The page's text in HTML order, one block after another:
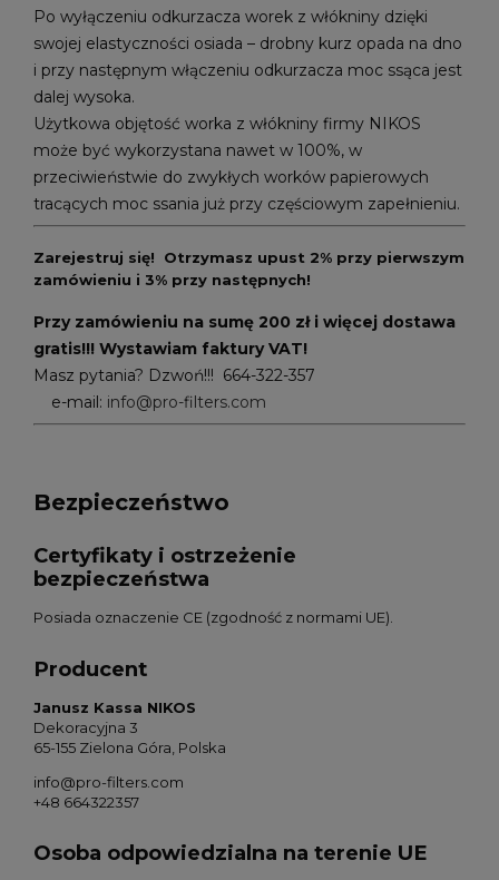
Po wyłączeniu odkurzacza worek z włókniny dzięki
swojej elastyczności osiada – drobny kurz opada na dno
i przy następnym włączeniu odkurzacza moc ssąca jest
dalej wysoka.
Użytkowa objętość worka z włókniny firmy NIKOS
może być wykorzystana nawet w 100%, w
przeciwieństwie do zwykłych worków papierowych
tracących moc ssania już przy częściowym zapełnieniu.
Zarejestruj się! Otrzymasz upust 2% przy pierwszym
zamówieniu i 3% przy następnych!
Przy zamówieniu na sumę 200 zł i więcej dostawa
gratis!!! Wystawiam faktury VAT!
Masz pytania? Dzwoń!!! 664-322-357
e-mail: info@pro-filters.com
Bezpieczeństwo
Certyfikaty i ostrzeżenie
bezpieczeństwa
Posiada oznaczenie CE (zgodność z normami UE).
Producent
Janusz Kassa NIKOS
Dekoracyjna 3
65-155 Zielona Góra, Polska
info@pro-filters.com
+48 664322357
Osoba odpowiedzialna na terenie UE